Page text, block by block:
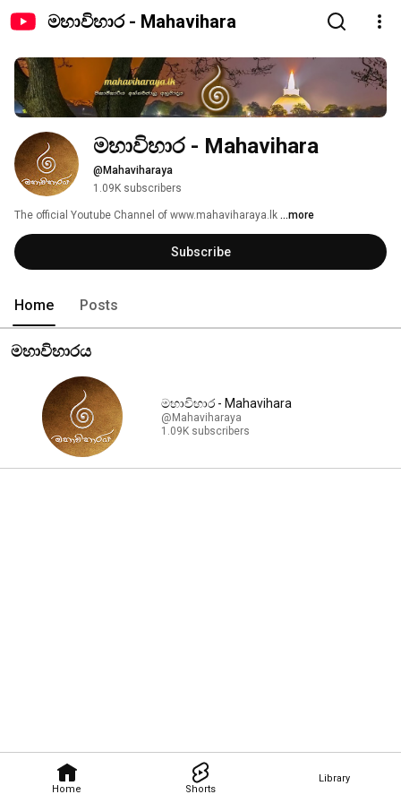
මහාවිහාර - Mahavihara
Home Shorts
Library
මහාවිහාර - Mahavihara
@Mahaviharaya
1.09K subscribers
The official Youtube Channel of www.mahaviharaya.lk ...more
Subscribe
Home Posts
මහාවිහාරය
මහාවිහාර - Mahavihara
@Mahaviharaya
1.09K subscribers